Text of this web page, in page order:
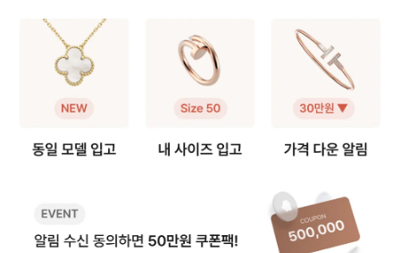
는 정도가 좋습니다. ✔️ 내 손목 둘레
에서 한 사이즈 크게 선택을 추천해
요. 👉 예: 손목 둘레 14cm → 15
몰보다 두께감이 확실히 느껴지는 타
존재감 있는 팔찌를 찾는 분들이 선
꺼워 한 사이즈만 업하면 손목이 답
답해 보이거나, 시각적으로 꽉 끼어
6호 추천 [레이어드 착용 여부에 따
할 예정이라면 두 팔찌가 손목에서
수에서 한 사이즈 업을 가장 많이 선
택합니다. 예: 평소 51호 착용 → 저
스트 앵 끌루 52호 추천 ❷ 손가락
컨디션 고려 🧐 손가락 굵기는 계절,
체온, 붓기에 따라 달라질 수 있어
지고, 오후에는 여유가 생기는 편이
면 전체적인 착용감이 더 편안해요.
❸ 사이즈 조정 범위는 ±1호 💍 저
즈 내외에서 조정하는 경우가 많아
요. 추후 리사이징을 고려한다면 구
매 전 조정 가능 범위를 확인하는 것
이 안전합니다. 💡 페이브릴 Tip) 못
적으로 평소 사이즈와
즈를 가장 먼저 추천해요. 다만
락에 살이 있는 편이
하게 튀어나와 보일
예: 평소 49호 착용 👉 트리니
는 편이다 → 트리니
천 ❷ 손가락 컨디션 고려 손가락 굵
에 따라 사이즈를 결
여름보다는 겨울에
있어요 - 오전보다는
느껴질 수 있어요 ❸ 사이즈 조정 ±
니면 반환해 드려요.
주얼리 전문 이중 검수
주얼리 검수에 특화된 페이브릴 검수팀과 전문 감정사가 컨디션 및 정품 여부를 철저하고 꼼꼼하
게 확인해요.
주얼리 전문 지식을 토대로 사이즈, 가격대 등 주얼리를 거래하며 궁금할 수 있는 내용에 대한 밀
빠르고 확실한 물품 이동 과정
최적화된 검수 시스템으로 빠르고 효율적으로 물품이 이동될 뿐만 아니라, 이동 과정마다 알림톡